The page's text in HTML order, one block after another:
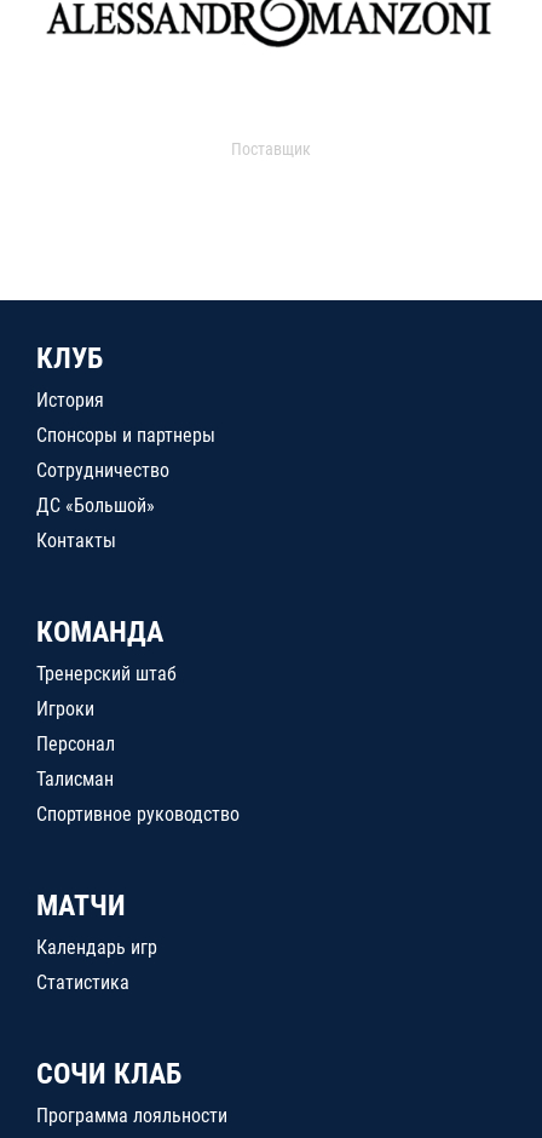
Поставщик
КЛУБ
История
Спонсоры и партнеры
Сотрудничество
ДС «Большой»
Контакты
КОМАНДА
Тренерский штаб
Игроки
Персонал
Талисман
Спортивное руководство
МАТЧИ
Календарь игр
Статистика
СОЧИ КЛАБ
Программа лояльности